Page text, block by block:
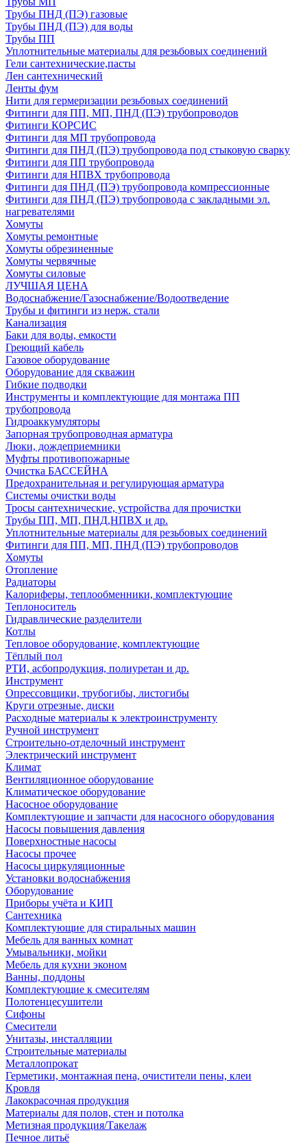
Трубы ПНД (ПЭ) газовые
Трубы ПНД (ПЭ) для воды
Трубы ПП
Уплотнительные материалы для резьбовых соединений
Гели сантехнические,пасты
Лен сантехнический
Ленты фум
Нити для гермеризации резьбовых соединений
Фитинги для ПП, МП, ПНД (ПЭ) трубопроводов
Фитинги КОРСИС
Фитинги для МП трубопровода
Фитинги для ПНД (ПЭ) трубопровода под стыковую сварку
Фитинги для ПП трубопровода
Фитинги для НПВХ трубопровода
Фитинги для ПНД (ПЭ) трубопровода компрессионные
Фитинги для ПНД (ПЭ) трубопровода с закладными эл.
нагревателями
Хомуты
Хомуты ремонтные
Хомуты обрезиненные
Хомуты червячные
Хомуты силовые
ЛУЧШАЯ ЦЕНА
Водоснабжение/Газоснабжение/Водоотведение
Трубы и фитинги из нерж. стали
Канализация
Баки для воды, емкости
Греющий кабель
Газовое оборудование
Оборудование для скважин
Гибкие подводки
Инструменты и комплектующие для монтажа ПП
трубопровода
Гидроаккумуляторы
Запорная трубопроводная арматура
Люки, дождеприемники
Муфты противопожарные
Очистка БАССЕЙНА
Предохранительная и регулирующая арматура
Системы очистки воды
Тросы сантехнические, устройства для прочистки
Трубы ПП, МП, ПНД,НПВХ и др.
Уплотнительные материалы для резьбовых соединений
Фитинги для ПП, МП, ПНД (ПЭ) трубопроводов
Хомуты
Отопление
Радиаторы
Калориферы, теплообменники, комплектующие
Теплоноситель
Гидравлические разделители
Котлы
Тепловое оборудование, комплектующие
Тёплый пол
РТИ, асбопродукция, полиуретан и др.
Инструмент
Опрессовщики, трубогибы, листогибы
Круги отрезные, диски
Расходные материалы к электроинструменту
Ручной инструмент
Строительно-отделочный инструмент
Электрический инструмент
Климат
Вентиляционное оборудование
Климатическое оборудование
Насосное оборудование
Комплектующие и запчасти для насосного оборудования
Насосы повышения давления
Поверхностные насосы
Насосы прочее
Насосы циркуляционные
Установки водоснабжения
Оборудование
Приборы учёта и КИП
Сантехника
Комплектующие для стиральных машин
Мебель для ванных комнат
Умывальники, мойки
Мебель для кухни эконом
Ванны, поддоны
Комплектующие к смесителям
Полотенцесушители
Сифоны
Смесители
Унитазы, инсталляции
Строительные материалы
Металлопрокат
Герметики, монтажная пена, очистители пены, клеи
Кровля
Лакокрасочная продукция
Материалы для полов, стен и потолка
Метизная продукция/Такелаж
Печное литьё